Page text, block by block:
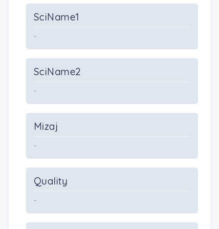
SciName1
-
SciName2
-
Mizaj
-
Quality
-